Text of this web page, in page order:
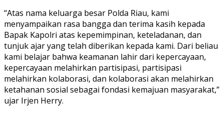
“Atas nama keluarga besar Polda Riau, kami
menyampaikan rasa bangga dan terima kasih kepada
Bapak Kapolri atas kepemimpinan, keteladanan, dan
tunjuk ajar yang telah diberikan kepada kami. Dari beliau
kami belajar bahwa keamanan lahir dari kepercayaan,
kepercayaan melahirkan partisipasi, partisipasi
melahirkan kolaborasi, dan kolaborasi akan melahirkan
ketahanan sosial sebagai fondasi kemajuan masyarakat,”
ujar Irjen Herry.